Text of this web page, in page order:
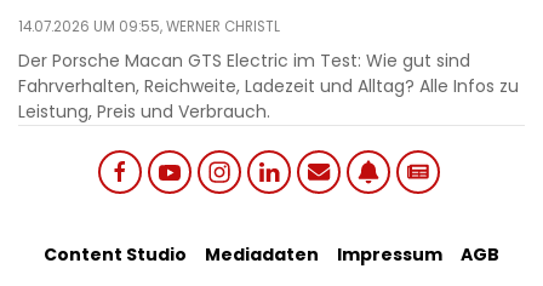
14.07.2026 UM 09:55,WERNER CHRISTL
Der Porsche Macan GTS Electric im Test: Wie gut sind
Fahrverhalten, Reichweite, Ladezeit und Alltag? Alle Infos zu
Leistung, Preis und Verbrauch.
links
Footer
Content Studio Mediadaten Impressum
AGB